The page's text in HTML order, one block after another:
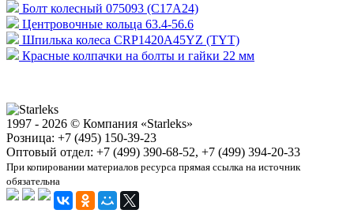
Болт колесный 075093 (C17A24)
Центровочные кольца 63.4-56.6
Шпилька колеса CRP1420A45YZ (TYT)
Красные колпачки на болты и гайки 22 мм
1997 - 2026 © Компания «Starleks»
Розница: +7 (495) 150-39-23
Оптовый отдел: +7 (499) 390-68-52, +7 (499) 394-20-33
При копировании материалов ресурса прямая ссылка на источник
обязательна